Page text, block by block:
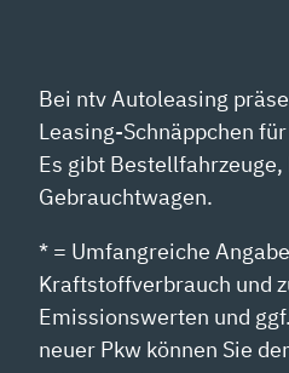
Bei ntv Autoleasing
Leasing-Schnäppchen
Es gibt
Gebrauchtwagen.
* = Umfangreiche
Kraftstoffverbrauch und
Emissionswerten und
neuer Pkw können Sie